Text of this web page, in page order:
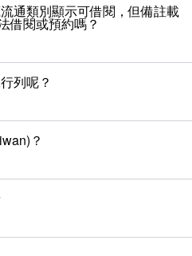
通類別顯示可借閱，但備註載
借閱或預約嗎？
列呢？
？